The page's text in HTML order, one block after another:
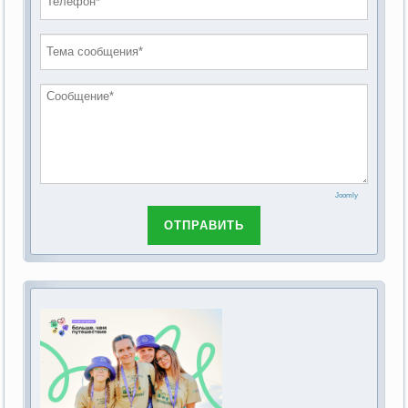
обсуждению Федерального закона Российской
основах социального обслуживания граждан в
2019 год
2018 год
Joomly
ОТПРАВИТЬ